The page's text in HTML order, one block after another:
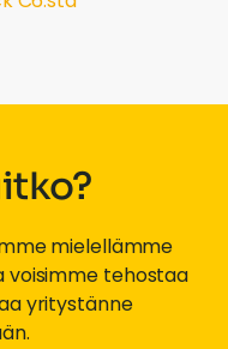
mielellämme
voisimme tehostaa
yritystänne